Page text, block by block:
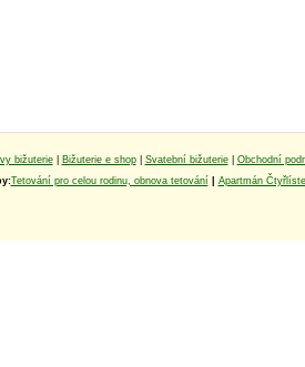
bižuterie| Bižuterie e shop| Svatební bižuterie| Obchodní
Tetování pro celou rodinu, obnova tetování Apartmán